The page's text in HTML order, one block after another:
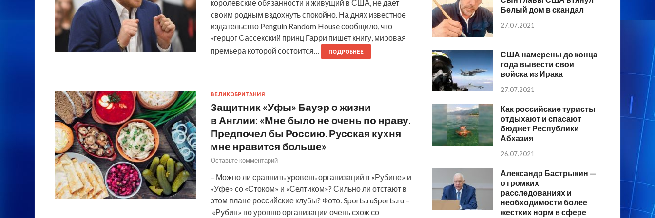
королевские обязанности и живущий в США, не дает
своим родным вздохнуть спокойно. На днях известное
издательство Penguin Random House сообщило, что
«герцог Сассекский принц Гарри пишет книгу, мировая
премьера которой состоится…
ПОДРОБНЕЕ
ВЕЛИКОБРИТАНИЯ
Защитник «Уфы» Бауэр о жизни
в Англии: «Мне было не очень по нраву.
Предпочел бы Россию. Русская кухня
мне нравится больше»
Оставьте комментарий
– Можно ли сравнить уровень организаций в «Рубине» и
«Уфе» со «Стоком» и «Селтиком»? Сильно ли отстают в
этом плане российские клубы? Фото: Sports.ruSports.ru –
«Рубин» по уровню организации очень схож со
Белый дом в скандал
27.07.2021
США намерены до конца
года вывести свои
войска из Ирака
27.07.2021
Как российские туристы
отдыхают и спасают
бюджет Республики
Абхазия
26.07.2021
Александр Бастрыкин —
о громких
расследованиях и
необходимости более
жестких норм в сфере